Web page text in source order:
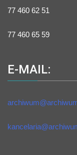
77 460 62 51
77 460 65 59
E-MAIL: